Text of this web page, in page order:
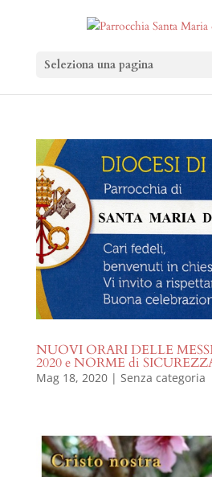
Seleziona una pagina
NUOVI ORARI DELLE
2020 e NORME di
Mag 18, 2020| Senza categoria